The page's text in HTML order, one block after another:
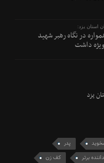
استان یزد:
در نگاه رهبر شهید
داشت
یزد
پدر
برتر
کف زن